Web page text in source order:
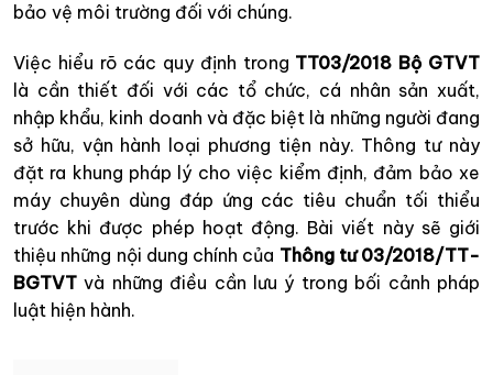
bảo vệ môi trường đối với chúng.
Việc hiểu rõ các quy định trong TT03/2018 Bộ GTVT
là cần thiết đối với các tổ chức, cá nhân sản xuất,
nhập khẩu, kinh doanh và đặc biệt là những người đang
sở hữu, vận hành loại phương tiện này. Thông tư này
đặt ra khung pháp lý cho việc kiểm định, đảm bảo xe
máy chuyên dùng đáp ứng các tiêu chuẩn tối thiểu
trước khi được phép hoạt động. Bài viết này sẽ giới
thiệu những nội dung chính của Thông tư 03/2018/TT-
BGTVT và những điều cần lưu ý trong bối cảnh pháp
luật hiện hành.